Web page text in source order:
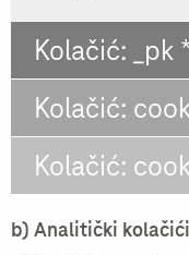
Kolačić: _pk
Kolačić:
Kolačić:
b) Analitički kolačići